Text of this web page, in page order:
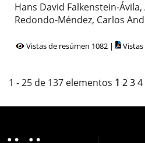
Hans David Falkenstein-
Redondo-Méndez, Carlos
Vistas de resúmen 1082 | Vistas
1 - 25 de 137 elementos 1 234